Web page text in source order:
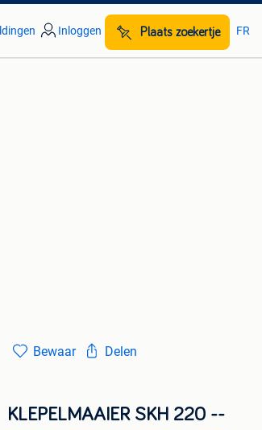
Inloggen Plaats zoekertje FR
Bewaar Delen
KLEPELMAAIER SKH 220 --